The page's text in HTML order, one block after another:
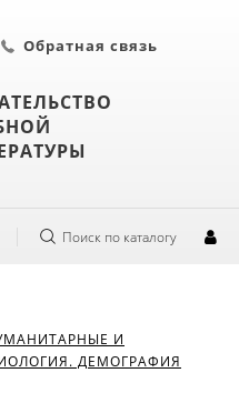
Обратная связь
Поиск по каталогу
И
ДЕМОГРАФИЯ